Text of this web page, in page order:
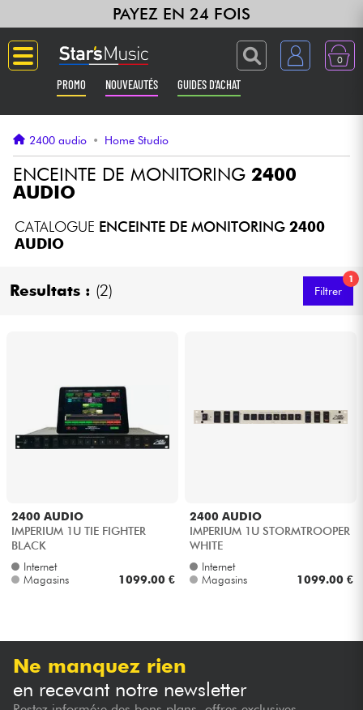
PAYEZ EN 24 FOIS
0
PROMO NOUVEAUTÉS GUIDES D'ACHAT
Guitares & Basses
Claviers & Pianos
Synthés & Sampleurs
Micros & HF
Violons & Quatuor
2400 audio • Home Studio
ENCEINTE DE MONITORING 2400
AUDIO
CATALOGUE ENCEINTE DE MONITORING 2400
AUDIO
Resultats : (2)
1
Filtrer
2400 AUDIO
IMPERIUM 1U TIE FIGHTER
BLACK
Internet
Magasins
1099.00 €
2400 AUDIO
IMPERIUM 1U STORMTROOPER
WHITE
Internet
Magasins
1099.00 €
Ne manquez rien
en recevant notre newsletter